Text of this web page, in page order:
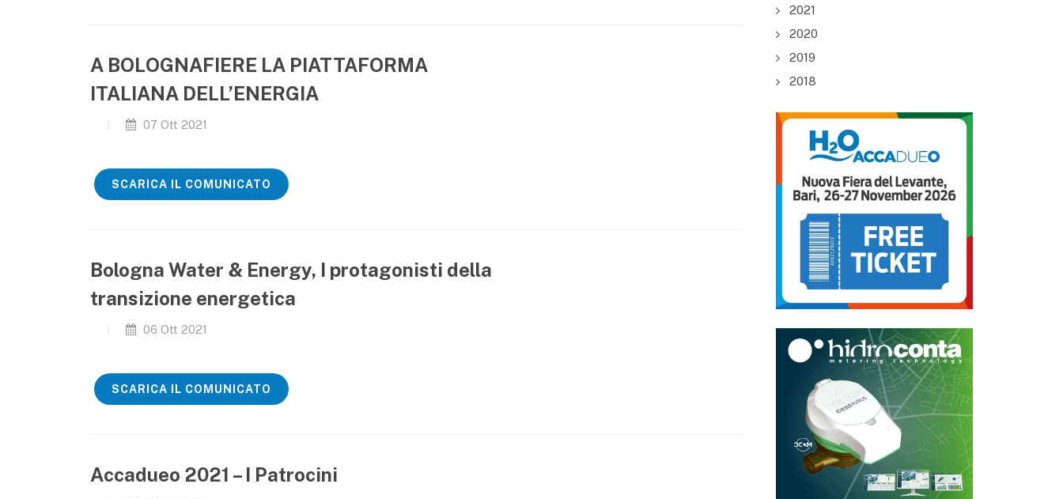
A BOLOGNAFIERE LA PIATTAFORMA
ITALIANA DELL’ENERGIA
07 Ott 2021
SCARICA IL COMUNICATO
Bologna Water & Energy, I protagonisti della
transizione energetica
06 Ott 2021
SCARICA IL COMUNICATO
Accadueo 2021 – I Patrocini
2021
2020
2019
2018